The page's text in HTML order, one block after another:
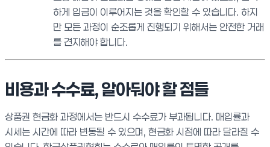
하게 입금이 이루어지는 것을 확인할 수 있습니다. 하지
만 모든 과정이 순조롭게 진행되기 위해서는 안전한 거래
를 견지해야 합니다.
비용과 수수료, 알아둬야 할 점들
상품권 현금화 과정에서는 반드시 수수료가 부과됩니다. 매입률과
시세는 시간에 따라 변동될 수 있으며, 현금화 시점에 따라 달라질 수